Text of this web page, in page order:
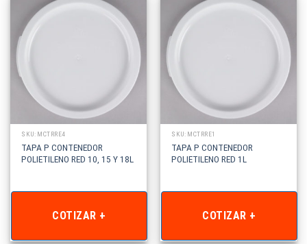
SKU: MCTRRE4
TAPA P CONTENEDOR
POLIETILENO RED 10, 15 Y 18L
COTIZAR +
SKU: MCTRRE1
TAPA P CONTENEDOR
POLIETILENO RED 1L
COTIZAR +